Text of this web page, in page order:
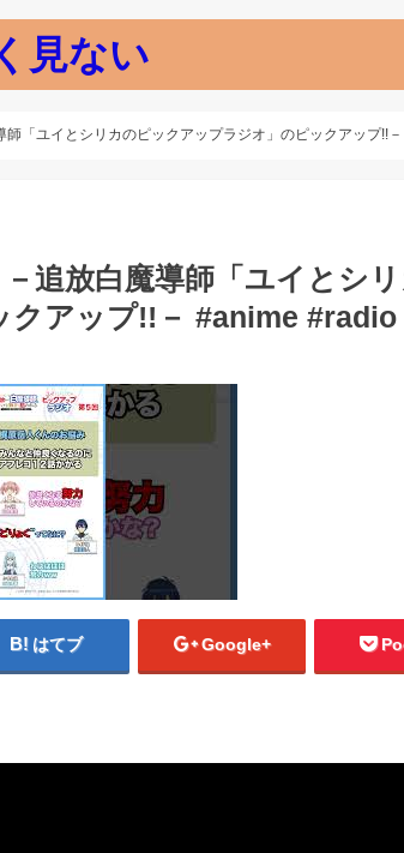
見ない
師「ユイとシリカのピックアップラジオ」のピックアップ!!
追放白魔導師「ユイとシ
クアップ!!－ #anime #radio
はてブ Google+